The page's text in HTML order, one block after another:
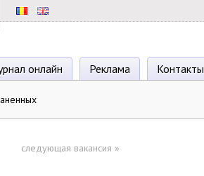
онлайн Реклама Контакты
следующая вакансия »